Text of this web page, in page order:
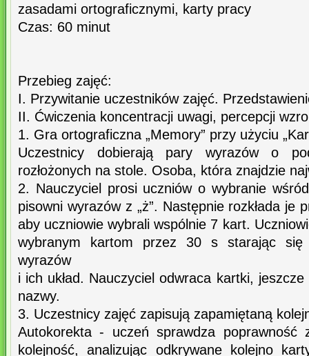
zasadami ortograficznymi, karty pracy
Czas: 60 minut
Przebieg zajęć:
I. Przywitanie uczestników zajęć.
II. Ćwiczenia koncentracji uwagi, percepcji
1. Gra ortograficzna „Memory” przy użyciu
Uczestnicy dobierają pary wyrazów o
rozłożonych na stole. Osoba, która znajdzie
2. Nauczyciel prosi uczniów o wybranie
pisowni wyrazów z „ż”. Następnie rozkłada je
aby uczniowie wybrali wspólnie 7 kart.
wybranym kartom przez 30 s starając się
wyrazów
i ich układ. Nauczyciel odwraca kartki,
nazwy.
3. Uczestnicy zajęć zapisują zapamiętaną
Autokorekta - uczeń sprawdza poprawność
kolejność, analizując odkrywane kolejno